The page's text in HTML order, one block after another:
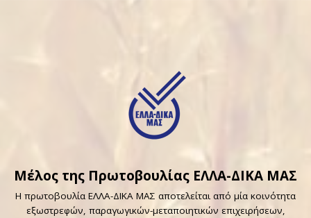
Μέλος της Πρωτοβουλίας ΕΛΛΑ-ΔΙΚΑ ΜΑΣ
Η πρωτοβουλία ΕΛΛΑ-ΔΙΚΑ ΜΑΣ αποτελείται από μία κοινότητα
εξωστρεφών, παραγωγικών-μεταποιητικών επιχειρήσεων,